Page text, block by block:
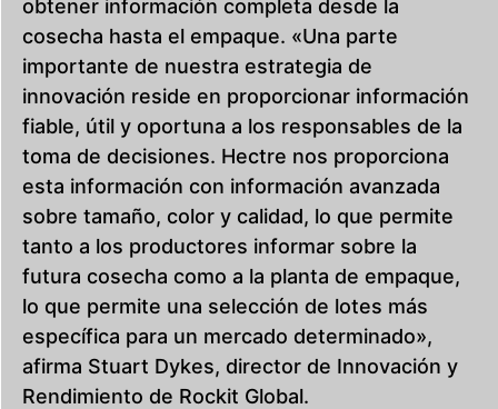
obtener información completa desde la
cosecha hasta el empaque. «Una parte
importante de nuestra estrategia de
innovación reside en proporcionar información
fiable, útil y oportuna a los responsables de la
toma de decisiones. Hectre nos proporciona
esta información con información avanzada
sobre tamaño, color y calidad, lo que permite
tanto a los productores informar sobre la
futura cosecha como a la planta de empaque,
lo que permite una selección de lotes más
específica para un mercado determinado»,
afirma Stuart Dykes, director de Innovación y
Rendimiento de Rockit Global.